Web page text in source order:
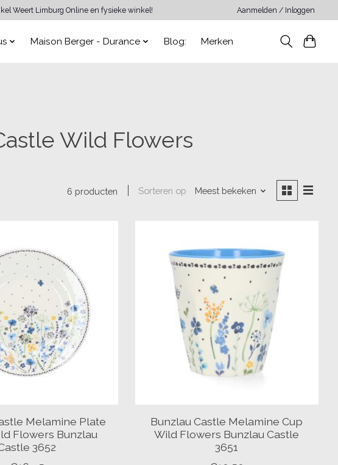
Weert Limburg Online en fysieke winkel! Aanmelden / Inloggen
Maison Berger - Durance Blog: Merken
Wild Flowers
6 producten Sorteren op Meest bekeken
Melamine Plate
Flowers Bunzlau
3652
Bunzlau Castle Melamine Cup
Wild Flowers Bunzlau Castle
3651